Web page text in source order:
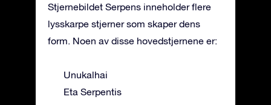
Stjernebildet Serpens inneholder flere
lysskarpe stjerner som skaper dens
form. Noen av disse hovedstjernene er:
Unukalhai
Eta Serpentis